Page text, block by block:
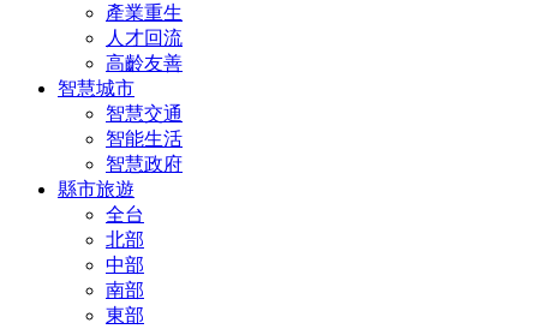
產業重生
人才回流
高齡友善
智慧城市
智慧交通
智能生活
智慧政府
縣市旅遊
全台
北部
中部
南部
東部